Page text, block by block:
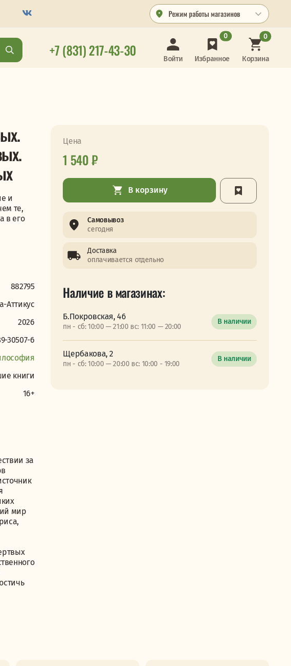
Режим работы магазинов
+7 (831) 217-43-30 Войти Избранное
0
Корзина
0
и
те,
в его
882795
Аттикус
2026
30507-6
книги
16+
за
мир
Цена
1 540 ₽
В корзину
Самовывоз
сегодня
Доставка
оплачивается отдельно
Наличие в магазинах:
Б.Покровская, 46
пн - сб: 10:00 — 21:00 вс: 11:00 — 20:00
В наличии
Щербакова, 2
пн - сб: 10:00 — 20:00 вс: 10:00 - 19:00
В наличии